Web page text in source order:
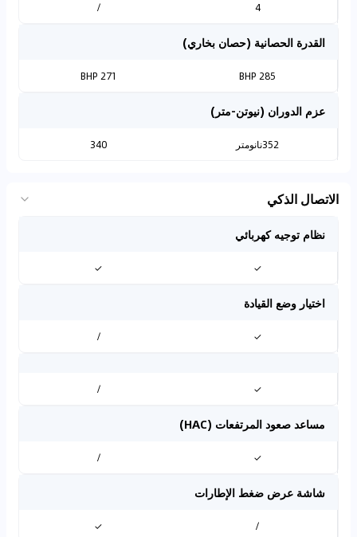
4
/
القدرة الحصانية (حصان بخاري)
285 BHP
271 BHP
عزم الدوران (نيوتن-متر)
352نانومتر 340
الاتصال الذكي
نظام توجيه كهربائي
✓
✓
اختيار وضع القيادة
✓
/
✓
/
مساعد صعود المرتفعات (HAC)
✓
/
شاشة عرض ضغط الإطارات
/
✓